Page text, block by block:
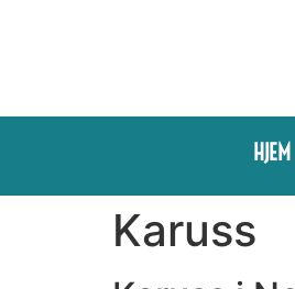
HJEM
Karuss